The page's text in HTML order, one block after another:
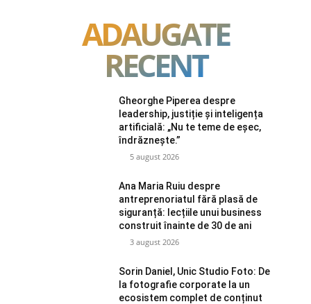
ADAUGATE
RECENT
Gheorghe Piperea despre
leadership, justiție și inteligența
artificială: „Nu te teme de eșec,
îndrăznește.”
5 august 2026
Ana Maria Ruiu despre
antreprenoriatul fără plasă de
siguranță: lecțiile unui business
construit înainte de 30 de ani
3 august 2026
Sorin Daniel, Unic Studio Foto: De
la fotografie corporate la un
ecosistem complet de conținut